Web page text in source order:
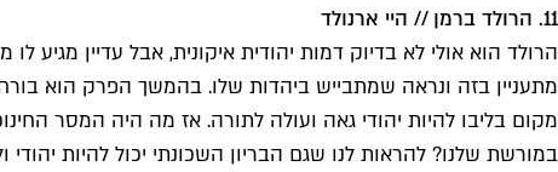
11. הרולד ברמן // היי ארנולד
מתעניין בזה ונראה שמתבייש ביהדות שלו. בהמשך הפרק הוא
מקום בליבו להיות יהודי גאה ועולה לתורה. אז מה היה המסר
במורשת שלנו? להראות לנו שגם הבריון השכונתי יכול להיות